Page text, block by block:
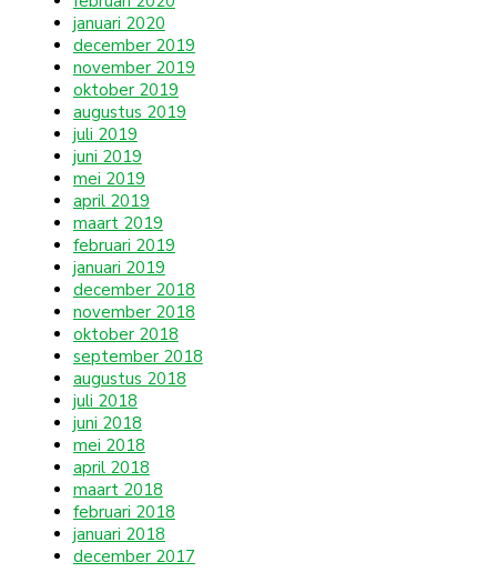
januari 2020
december 2019
november 2019
oktober 2019
augustus 2019
juli 2019
juni 2019
mei 2019
april 2019
maart 2019
februari 2019
januari 2019
december 2018
november 2018
oktober 2018
september 2018
augustus 2018
juli 2018
juni 2018
mei 2018
april 2018
maart 2018
februari 2018
januari 2018
december 2017